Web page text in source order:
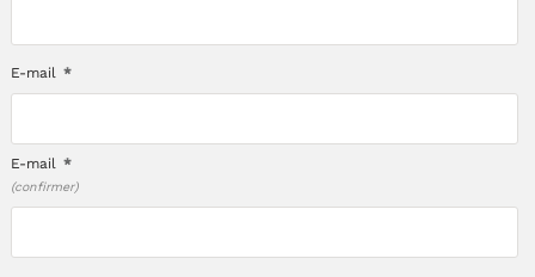
E-mail *
E-mail *
(confirmer)